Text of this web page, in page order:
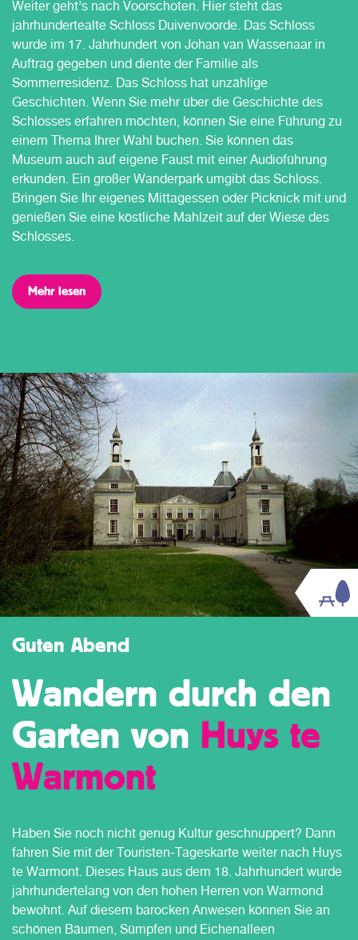
Weiter geht’s nach Voorschoten. Hier steht das
jahrhundertealte Schloss Duivenvoorde. Das Schloss
wurde im 17. Jahrhundert von Johan van Wassenaar in
Auftrag gegeben und diente der Familie als
Sommerresidenz. Das Schloss hat unzählige
Geschichten. Wenn Sie mehr über die Geschichte des
Schlosses erfahren möchten, können Sie eine Führung zu
einem Thema Ihrer Wahl buchen. Sie können das
Museum auch auf eigene Faust mit einer Audioführung
erkunden. Ein großer Wanderpark umgibt das Schloss.
Bringen Sie Ihr eigenes Mittagessen oder Picknick mit und
genießen Sie eine köstliche Mahlzeit auf der Wiese des
Schlosses.
Mehr lesen
Guten Abend
Wandern durch den
Garten von Huys te
Warmont
Haben Sie noch nicht genug Kultur geschnuppert? Dann
fahren Sie mit der Touristen-Tageskarte weiter nach Huys
te Warmont. Dieses Haus aus dem 18. Jahrhundert wurde
jahrhundertelang von den hohen Herren von Warmond
bewohnt. Auf diesem barocken Anwesen können Sie an
schönen Bäumen, Sümpfen und Eichenalleen